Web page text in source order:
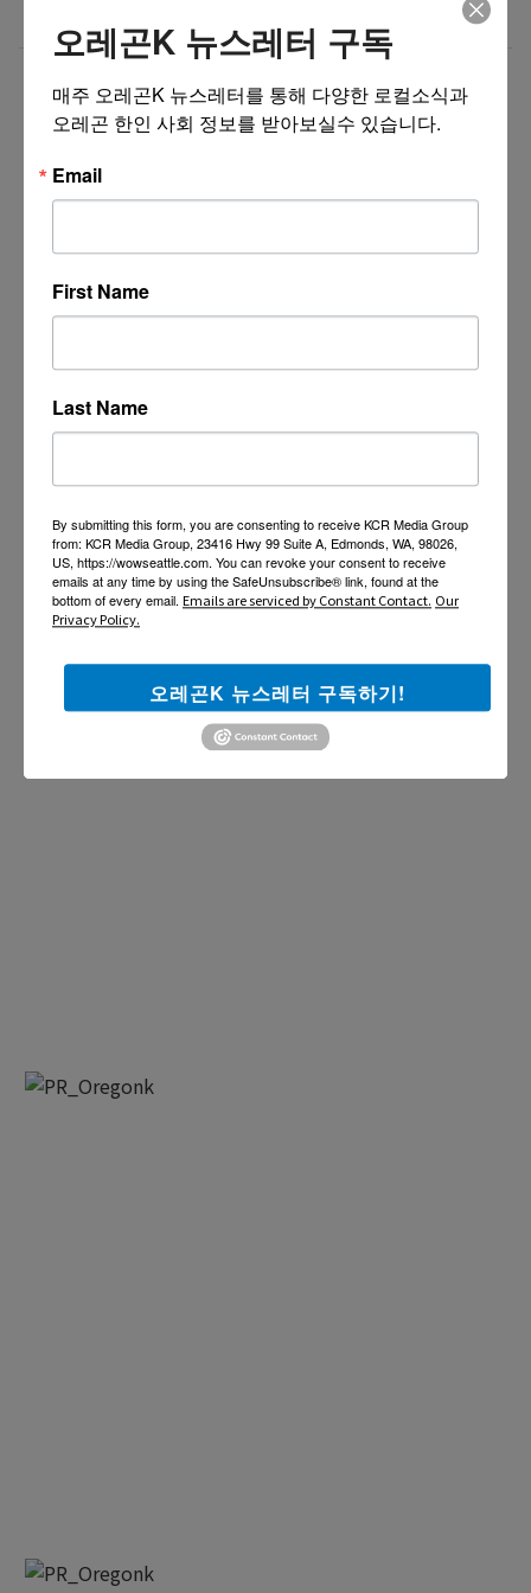
Business Development Manager 07/02/26
오레곤K 뉴스레터 구독
매주 오레곤K 뉴스레터를 통해 다양한 로컬소식과
오레곤 한인 사회 정보를 받아보실수 있습니다.
Email
First Name
Last Name
By submitting this form, you are consenting to receive KCR Media Group
from: KCR Media Group, 23416 Hwy 99 Suite A, Edmonds, WA, 98026,
US, https://wowseattle.com. You can revoke your consent to receive
emails at any time by using the SafeUnsubscribe® link, found at the
bottom of every email. Emails are serviced by Constant Contact. Our
Privacy Policy.
오레곤K 뉴스레터 구독하기!